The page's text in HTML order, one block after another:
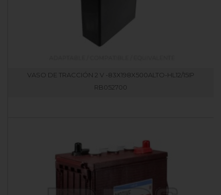
VASO DE TRACCIÓN 2 V -83X198X500ALTO-HL12/15IP
RB052700